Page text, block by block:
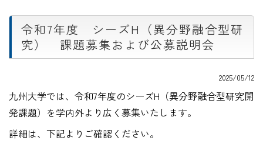
令和7年度 シーズH（異分野融合型研
究） 課題募集および公募説明会
2025/05/12
九州大学では、令和7年度のシーズH（異分野融合型研究開
発課題）を学内外より広く募集いたします。
詳細は、下記よりご確認ください。